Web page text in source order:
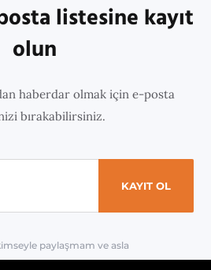
listesine kayıt
olun
haberdar olmak için e-posta
bırakabilirsiniz.
paylaşmam ve asla